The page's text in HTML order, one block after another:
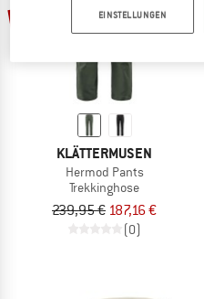
KLÄTTERMUSEN
Hermod Pants
Trekkinghose
239,95 € 187,16 €
(0)
EINSTELLUNGEN